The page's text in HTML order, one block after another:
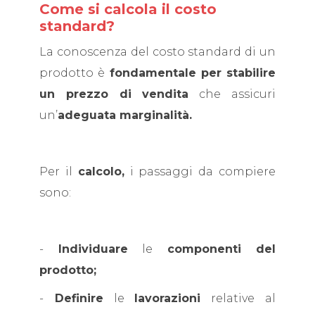
Come si calcola il costo
standard?
La conoscenza del costo standard di un
prodotto è fondamentale per stabilire
un prezzo di vendita che assicuri
un’adeguata marginalità.
Per il calcolo,i passaggi da compiere
sono:
- Individuare le componenti del
prodotto;
- Definire le lavorazioni relative al